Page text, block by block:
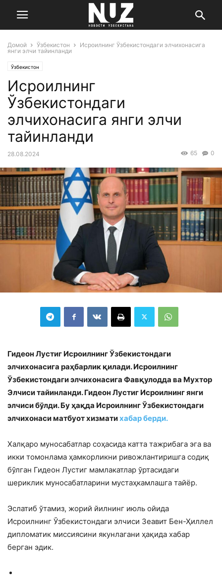
Домой Ўзбекистон
Исроилнинг Ўзбекистондаги элчихонасига
янги элчи тайинланди
Ўзбекистон
Исроилнинг
Ўзбекистондаги
элчихонасига янги элчи
тайинланди
28.08.2024 0
65
Гидеон Лустиг Исроилнинг Ўзбекистондаги
элчихонасига раҳбарлик қилади. Исроилнинг
Ўзбекистондаги элчихонасига Фавқулодда ва Мухтор
Элчиси тайинланди. Гидеон Лустиг Исроилнинг янги
элчиси бўлди. Бу ҳақда Исроилнинг Ўзбекистондаги
элчихонаси матбуот хизматихабар берди.
Халқаро муносабатлар соҳасида катта тажрибага эга ва
икки томонлама ҳамкорликни ривожлантиришга содиқ
бўлган Гидеон Лустиг мамлакатлар ўртасидаги
шериклик муносабатларини мустаҳкамлашга тайёр.
Эслатиб ўтамиз, жорий йилнинг июль ойида
Исроилнинг Ўзбекистондаги элчиси Зеавит Бен-Ҳиллел
дипломатик миссиясини якунлагани ҳақида хабар
берган эдик.